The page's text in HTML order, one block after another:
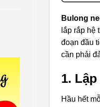
Bulong
lắp rắp hệ
đoạn đầu
cần phải
1.
Hầu hết